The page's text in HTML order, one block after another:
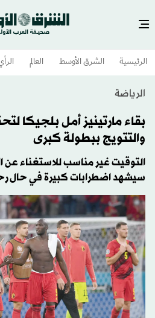
الرئيسية الشرق الأوسط​ العالم
الرياضة
بقاء مارتينيز أمل بلجيكا
والتتويج ببطولة كبرى
التوقيت غير مناسب للاستغناء عن
سيشهد اضطرابات كبيرة في حال